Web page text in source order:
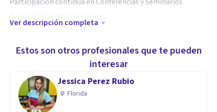
Evaluación psicoterapéutica y seguimiento psicológico.
Aptitudes
Manejo y proceso personal en Adicciones.
Ver descripción completa
Estos son otros profesionales que te pueden
interesar
Jessica Perez Rubio
Florida